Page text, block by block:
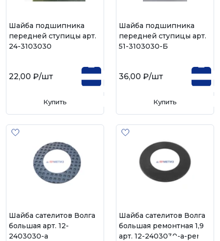
Шайба подшипника
передней ступицы арт.
24-3103030
22,00 ₽/шт
Купить
Шайба подшипника
передней ступицы арт.
51-3103030-Б
36,00 ₽/шт
Купить
Шайба сателитов Волга
большая арт. 12-
2403030-а
Шайба сателитов Волга
большая ремонтная 1,9
арт. 12-2403030-а-рем